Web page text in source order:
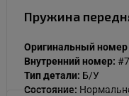
Пружина
Оригинальный номер
Внутренний номер:
Тип детали: Б/У
Состояние: